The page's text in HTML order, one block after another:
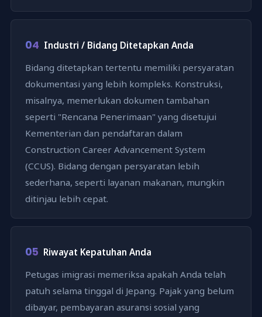
04 Industri / Bidang Ditetapkan Anda
Bidang ditetapkan tertentu memiliki persyaratan
dokumentasi yang lebih kompleks. Konstruksi,
misalnya, memerlukan dokumen tambahan
seperti "Rencana Penerimaan" yang disetujui
Kementerian dan pendaftaran dalam
Construction Career Advancement System
(CCUS). Bidang dengan persyaratan lebih
sederhana, seperti layanan makanan, mungkin
ditinjau lebih cepat.
05 Riwayat Kepatuhan Anda
Petugas imigrasi memeriksa apakah Anda telah
patuh selama tinggal di Jepang. Pajak yang belum
dibayar, pembayaran asuransi sosial yang